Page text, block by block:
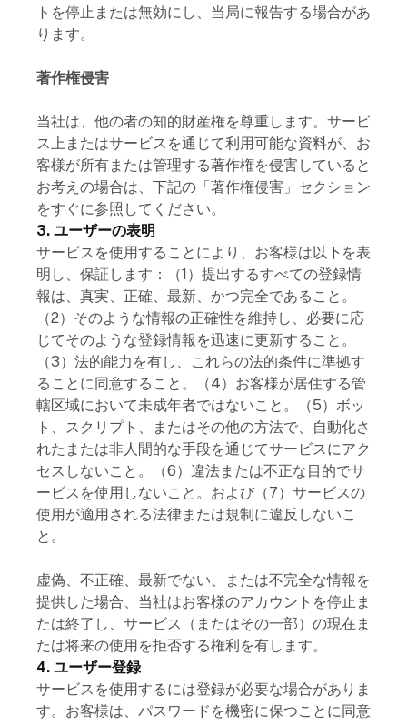
トを停止または無効にし、当局に報告する場合があ
ります。
著作権侵害
当社は、他の者の知的財産権を尊重します。サービ
ス上またはサービスを通じて利用可能な資料が、お
客様が所有または管理する著作権を侵害していると
お考えの場合は、下記の「著作権侵害」セクション
をすぐに参照してください。
3. ユーザーの表明
サービスを使用することにより、お客様は以下を表
明し、保証します：（1）提出するすべての登録情
報は、真実、正確、最新、かつ完全であること。
（2）そのような情報の正確性を維持し、必要に応
じてそのような登録情報を迅速に更新すること。
（3）法的能力を有し、これらの法的条件に準拠す
ることに同意すること。（4）お客様が居住する管
轄区域において未成年者ではないこと。（5）ボッ
ト、スクリプト、またはその他の方法で、自動化さ
れたまたは非人間的な手段を通じてサービスにアク
セスしないこと。（6）違法または不正な目的でサ
ービスを使用しないこと。および（7）サービスの
使用が適用される法律または規制に違反しないこ
と。
虚偽、不正確、最新でない、または不完全な情報を
提供した場合、当社はお客様のアカウントを停止ま
たは終了し、サービス（またはその一部）の現在ま
たは将来の使用を拒否する権利を有します。
4. ユーザー登録
サービスを使用するには登録が必要な場合がありま
す。お客様は、パスワードを機密に保つことに同意